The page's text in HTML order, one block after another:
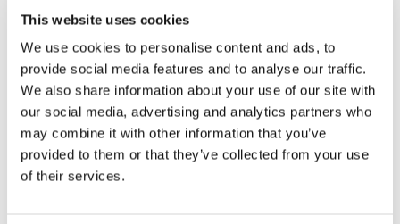
This website uses cookies
We use cookies to personalise content and ads, to
provide social media features and to analyse our traffic.
We also share information about your use of our site with
our social media, advertising and analytics partners who
may combine it with other information that you’ve
provided to them or that they’ve collected from your use
of their services.
Veel opbergruimte: optimaal voor elke inkoop incl. handige
binnenvak voor sleutels en smartphone.
Hoog draagcomfort: de zacht ommantelde greep ligt perfect in
Solide aluminium frame: Voor vormvastheid en opvallend design